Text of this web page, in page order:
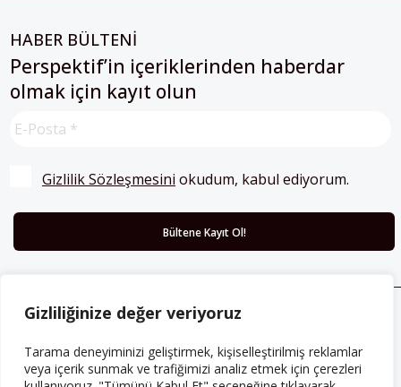
Gizliliğinize değer veriyoruz
Tarama deneyiminizi geliştirmek, kişiselleştirilmiş reklamlar
veya içerik sunmak ve trafiğimizi analiz etmek için çerezleri
HABER BÜLTENİ
Perspektif’in içeriklerinden haberdar
olmak için kayıt olun
Gizlilik Sözleşmesini okudum, kabul ediyorum.
Her ay Perspektif dergisini edinmek için